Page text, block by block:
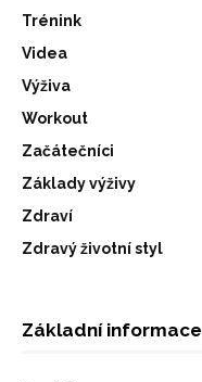
Trénink
Videa
Výživa
Workout
Začátečníci
Základy výživy
Zdraví
Zdravý životní styl
Základní informace